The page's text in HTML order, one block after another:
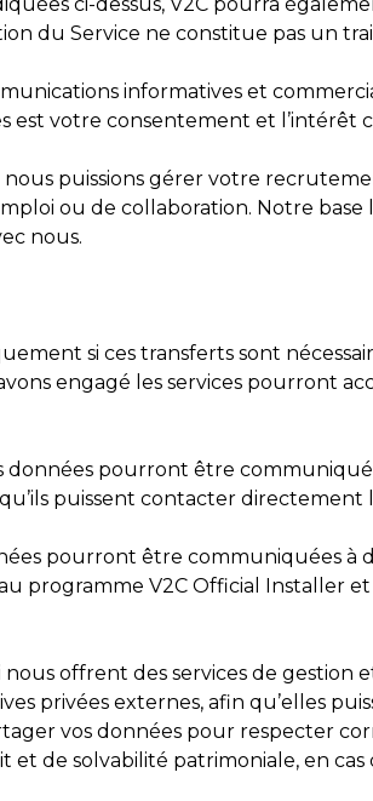
du Service ne constitue pas un
informatives et
est votre consentement et l’intérêt
puissions gérer votre
ou de collaboration. Notre
nous.
si ces transferts sont
engagé les services pourront
données pourront être
puissent contacter directement
pourront être communiquées à
programme V2C Official Installer
offrent des services de gestion
privées externes, afin qu’elles
vos données pour respecter
et de solvabilité patrimoniale, en